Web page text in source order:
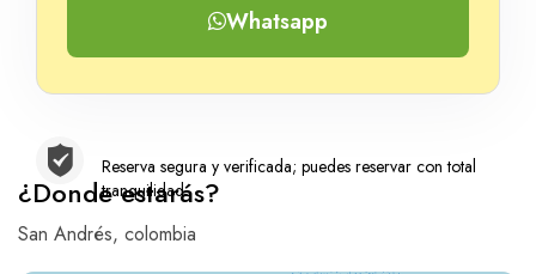
Whatsapp
Reserva segura y verificada; puedes reservar con total
tranquilidad
¿Donde estarás?
San Andrés, colombia